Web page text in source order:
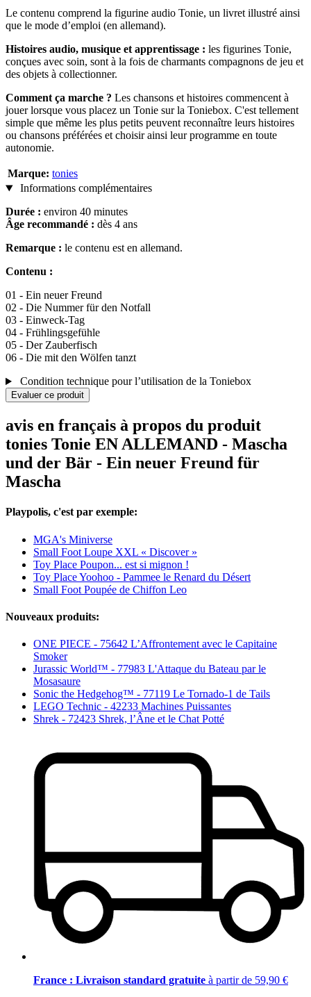
Le contenu comprend la figurine audio Tonie, un livret illustré ainsi
que le mode d’emploi (en allemand).
Histoires audio, musique et apprentissage : les figurines Tonie,
conçues avec soin, sont à la fois de charmants compagnons de jeu et
des objets à collectionner.
Comment ça marche ? Les chansons et histoires commencent à
jouer lorsque vous placez un Tonie sur la Toniebox. C'est tellement
simple que même les plus petits peuvent reconnaître leurs histoires
ou chansons préférées et choisir ainsi leur programme en toute
autonomie.
Marque: tonies
Informations complémentaires
Durée : environ 40 minutes
Âge recommandé : dès 4 ans
Remarque : le contenu est en allemand.
Contenu :
01 - Ein neuer Freund
02 - Die Nummer für den Notfall
03 - Einweck-Tag
04 - Frühlingsgefühle
05 - Der Zauberfisch
06 - Die mit den Wölfen tanzt
Condition technique pour l’utilisation de la Toniebox
Evaluer ce produit
avis en français à propos du produit
tonies Tonie EN ALLEMAND - Mascha
und der Bär - Ein neuer Freund für
Mascha
Playpolis, c'est par exemple:
MGA's Miniverse
Small Foot Loupe XXL « Discover »
Toy Place Poupon... est si mignon !
Toy Place Yoohoo - Pammee le Renard du Désert
Small Foot Poupée de Chiffon Leo
Nouveaux produits:
ONE PIECE - 75642 L’Affrontement avec le Capitaine
Smoker
Jurassic World™ - 77983 L'Attaque du Bateau par le
Mosasaure
Sonic the Hedgehog™ - 77119 Le Tornado-1 de Tails
LEGO Technic - 42233 Machines Puissantes
Shrek - 72423 Shrek, l’Âne et le Chat Potté
France : Livraison standard gratuite à partir de 59,90 €